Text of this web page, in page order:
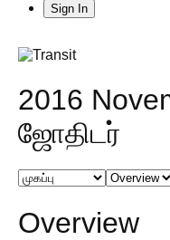
Sign In
2016
ஜோதிடர்
Overview